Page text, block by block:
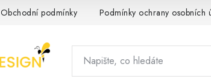
Obchodní podmínky Podmínky ochrany osobních